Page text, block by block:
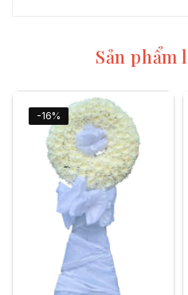
Sản phẩm
-16%